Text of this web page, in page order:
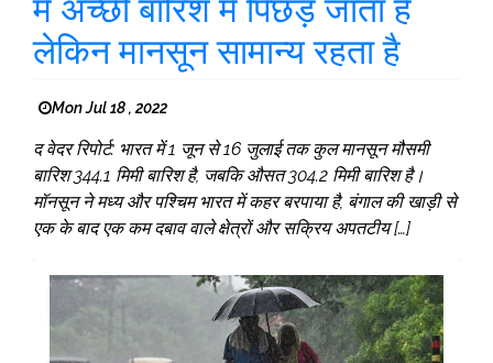
में अच्छी बारिश में पिछड़ जाता है
लेकिन मानसून सामान्य रहता है
Mon Jul 18 , 2022
द वेदर रिपोर्ट: भारत में 1 जून से 16 जुलाई तक कुल मानसून मौसमी
बारिश 344.1 मिमी बारिश है, जबकि औसत 304.2 मिमी बारिश है।
मॉनसून ने मध्य और पश्चिम भारत में कहर बरपाया है, बंगाल की खाड़ी से
एक के बाद एक कम दबाव वाले क्षेत्रों और सक्रिय अपतटीय […]